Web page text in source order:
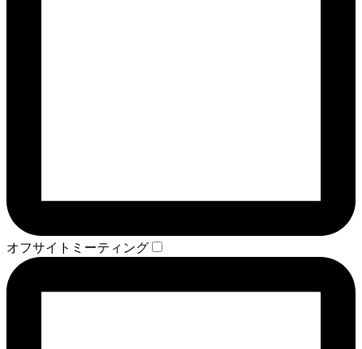
オフサイトミーティング